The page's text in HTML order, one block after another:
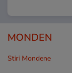
MONDEN
Stiri Mondene